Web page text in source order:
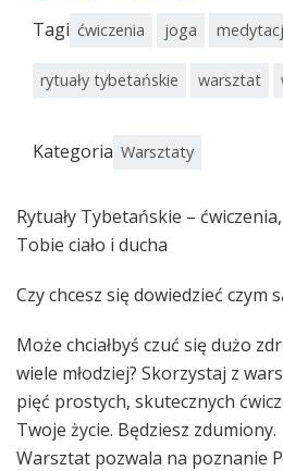
Tagi ćwiczenia joga
rytuały tybetańskie warsztat
Kategoria Warsztaty
Rytuały Tybetańskie –
Tobie ciało i ducha
Czy chcesz się dowiedzieć czym
Może chciałbyś czuć się dużo
wiele młodziej? Skorzystaj z
pięć prostych, skutecznych
Twoje życie. Będziesz zdumiony.
Warsztat pozwala na poznanie